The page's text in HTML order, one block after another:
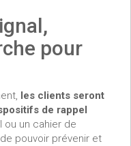
pour
les clients seront
de rappel
ou un cahier de
pouvoir prévenir et